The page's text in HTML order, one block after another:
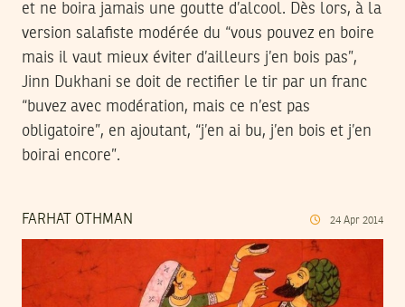
et ne boira jamais une goutte d’alcool. Dès lors, à la
version salafiste modérée du “vous pouvez en boire
mais il vaut mieux éviter d’ailleurs j’en bois pas”,
Jinn Dukhani se doit de rectifier le tir par un franc
“buvez avec modération, mais ce n’est pas
obligatoire”, en ajoutant, “j’en ai bu, j’en bois et j’en
boirai encore”.
FARHAT OTHMAN 24 Apr 2014